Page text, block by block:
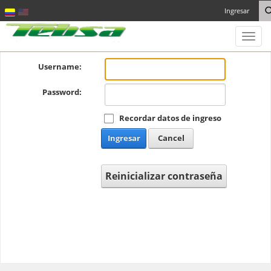
Ingresar
Toggle
Username:
Password:
Recordar datos de ingreso
Ingresar
Cancel
Reinicializar contraseña